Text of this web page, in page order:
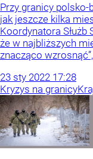
Przy granicy polsko-
jak jeszcze kilka
Koordynatora Służb
że w najbliższych
znacząco
23 sty 2022 17:28
Kryzys na granicy